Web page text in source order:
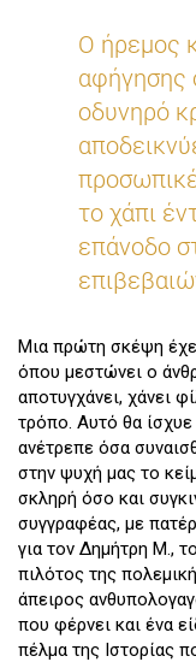
Ο ήρεμος
αφήγησης
οδυνηρό
το χάπι
επάνοδο
Μια πρώτη σκέψη
όπου μεστώνει ο
αποτυγχάνει, χάνει
τρόπο. Αυτό θα ίσχυε
ανέτρεπε όσα
στην ψυχή μας το
σκληρή όσο και
συγγραφέας, με
για τον Δημήτρη Μ.,
πιλότος της
άπειρος
που φέρνει και ένα
πέλμα της Ιστορίας